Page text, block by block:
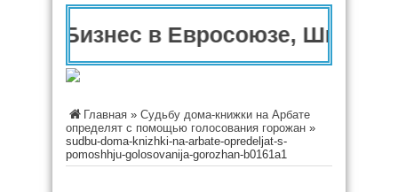
Бизнес в Евросоюзе,
Главная » Судьбу дома-книжки на Арбате
определят с помощью голосования горожан »
sudbu-doma-knizhki-na-arbate-opredeljat-s-
pomoshhju-golosovanija-gorozhan-b0161a1